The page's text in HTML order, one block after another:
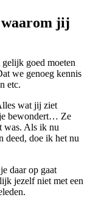
waarom jij
goed moeten
we genoeg kennis
etc.
wat jij ziet
je bewondert… Ze
was. Als ik nu
deed, doe ik het nu
daar op gaat
jezelf niet met een